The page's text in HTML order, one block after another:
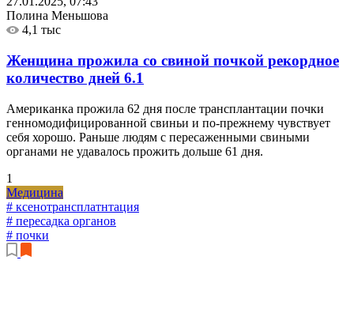
Полина Меньшова
4,1 тыс
Женщина прожила со свиной почкой рекордное
количество дней 6.1
Американка прожила 62 дня после трансплантации почки
генномодифицированной свиньи и по-прежнему чувствует
себя хорошо. Раньше людям с пересаженными свиными
органами не удавалось прожить дольше 61 дня.
1
Медицина
# ксенотрансплатнтация
# пересадка органов
# почки